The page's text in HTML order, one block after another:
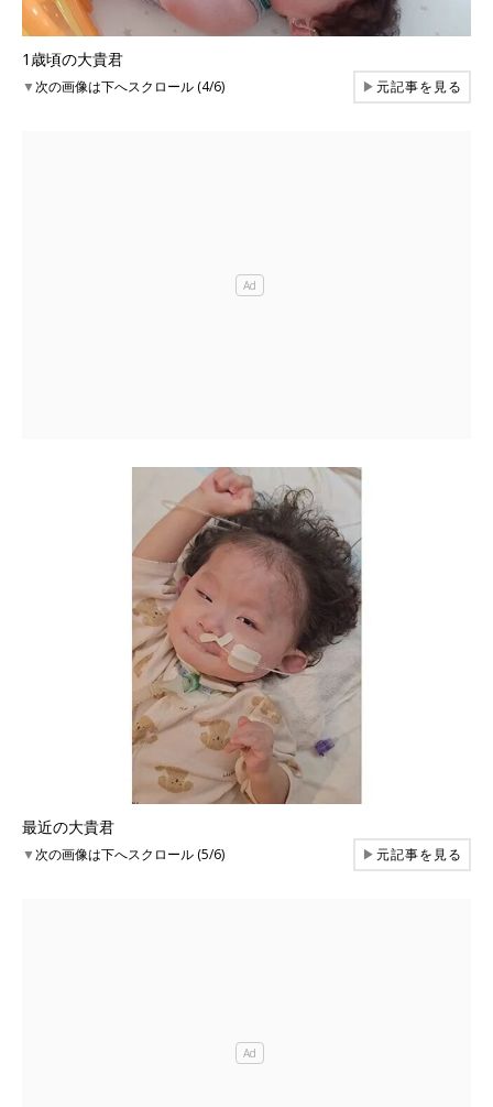
1歳頃の大貴君
▼次の画像は下へスクロール (4/6) ▶元記事を見る
最近の大貴君
▼次の画像は下へスクロール (5/6) ▶元記事を見る